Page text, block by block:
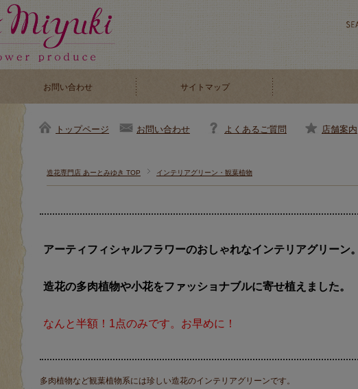
お問い合わせ サイトマップ
トップページ お問い合わせ よくあるご質問 店舗案内
造花専門店 あーとみゆき TOP インテリアグリーン・観葉植物
アーティフィシャルフラワーのおしゃれなインテリアグリーン
造花の多肉植物や小花をファッショナブルに寄せ植えました。
なんと半額！1点のみです。お早めに！
多肉植物など観葉植物系には珍しい造花のインテリアグリーンです。